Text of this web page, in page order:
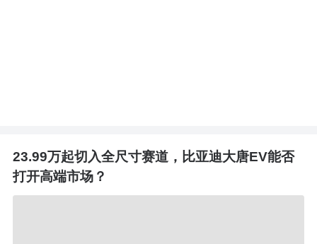
23.99万起切入全尺寸赛道，比亚迪大唐EV能否
打开高端市场？